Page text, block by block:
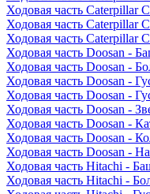
Ходовая часть Caterpillar
Ходовая часть Caterpillar
Ходовая часть Caterpillar
Ходовая часть Doosan -
Ходовая часть Doosan -
Ходовая часть Doosan -
Ходовая часть Doosan -
Ходовая часть Doosan -
Ходовая часть Doosan -
Ходовая часть Doosan -
Ходовая часть Doosan -
Ходовая часть Hitachi -
Ходовая часть Hitachi -